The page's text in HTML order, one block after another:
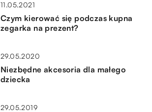
11.05.2021
Czym kierować się podczas kupna
zegarka na prezent?
29.05.2020
Niezbędne akcesoria dla małego
dziecka
29.05.2019